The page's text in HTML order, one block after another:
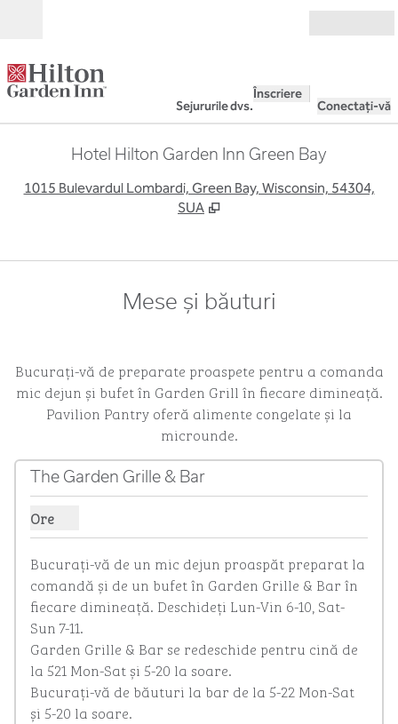
Sejururile dvs.
Înscriere
Conectați-vă
Hotel Hilton Garden Inn Green Bay
1015 Bulevardul Lombardi, Green Bay, Wisconsin, 54304,
SUA
Mese și băuturi
Bucurați-vă de preparate proaspete pentru a comanda
mic dejun și bufet în Garden Grill în fiecare dimineață.
Pavilion Pantry oferă alimente congelate și la
microunde.
The Garden Grille & Bar
Ore
Afișare ore pentru Garden Grille & Bar
Bucurați-vă de un mic dejun proaspăt preparat la
comandă și de un bufet în Garden Grille & Bar în
fiecare dimineață. Deschideți Lun-Vin 6-10, Sat-
Sun 7-11.
Garden Grille & Bar se redeschide pentru cină de
la 521 Mon-Sat și 5-20 la soare.
Bucurați-vă de băuturi la bar de la 5-22 Mon-Sat
și 5-20 la soare.